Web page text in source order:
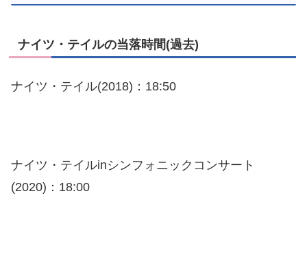
ナイツ・テイルの当落時間(過去)
ナイツ・テイル(2018)：18:50
ナイツ・テイルinシンフォニックコンサート
(2020)：18:00